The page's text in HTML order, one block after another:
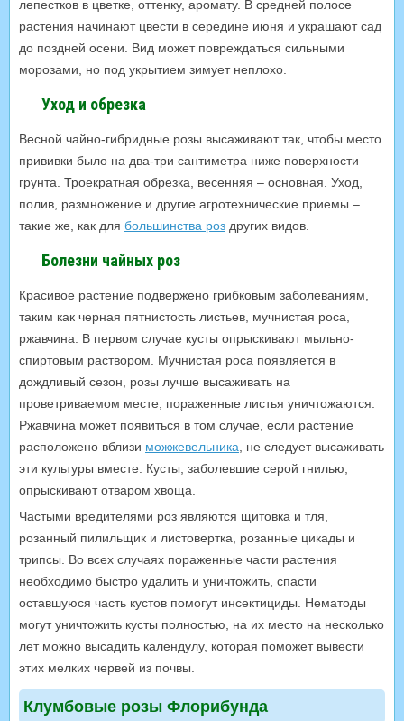
лепестков в цветке, оттенку, аромату. В средней полосе
растения начинают цвести в середине июня и украшают сад
до поздней осени. Вид может повреждаться сильными
морозами, но под укрытием зимует неплохо.
Уход и обрезка
Весной чайно-гибридные розы высаживают так, чтобы место
прививки было на два-три сантиметра ниже поверхности
грунта. Троекратная обрезка, весенняя – основная. Уход,
полив, размножение и другие агротехнические приемы –
такие же, как для большинства роз других видов.
Болезни чайных роз
Красивое растение подвержено грибковым заболеваниям,
таким как черная пятнистость листьев, мучнистая роса,
ржавчина. В первом случае кусты опрыскивают мыльно-
спиртовым раствором. Мучнистая роса появляется в
дождливый сезон, розы лучше высаживать на
проветриваемом месте, пораженные листья уничтожаются.
Ржавчина может появиться в том случае, если растение
расположено вблизи можжевельника , не следует высаживать
эти культуры вместе. Кусты, заболевшие серой гнилью,
опрыскивают отваром хвоща.
Частыми вредителями роз являются щитовка и тля,
розанный пилильщик и листовертка, розанные цикады и
трипсы. Во всех случаях пораженные части растения
необходимо быстро удалить и уничтожить, спасти
оставшуюся часть кустов помогут инсектициды. Нематоды
могут уничтожить кусты полностью, на их место на несколько
лет можно высадить календулу, которая поможет вывести
этих мелких червей из почвы.
Клумбовые розы Флорибунда